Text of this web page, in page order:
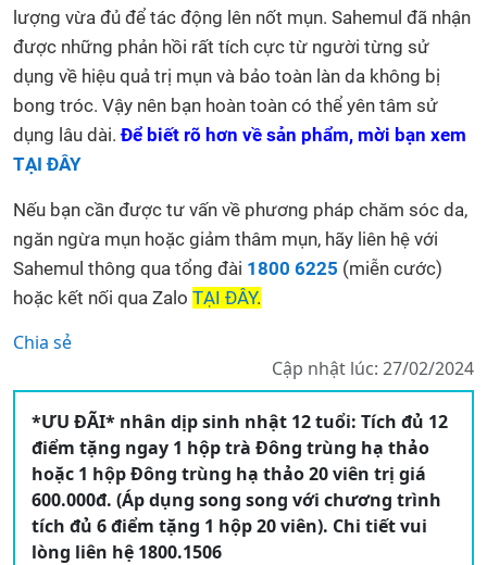
lượng vừa đủ để tác động lên nốt mụn. Sahemul đã nhận
được những phản hồi rất tích cực từ người từng sử
dụng về hiệu quả trị mụn và bảo toàn làn da không bị
bong tróc. Vậy nên bạn hoàn toàn có thể yên tâm sử
dụng lâu dài.Để biết rõ hơn về sản phẩm, mời bạn xem
TẠI ĐÂY
Nếu bạn cần được tư vấn về phương pháp chăm sóc da,
ngăn ngừa mụn hoặc giảm thâm mụn, hãy liên hệ với
Sahemul thông qua tổng đài 1800 6225 (miễn cước)
hoặc kết nối qua Zalo TẠI ĐÂY.
Chia sẻ
Cập nhật lúc: 27/02/2024
*ƯU ĐÃI* nhân dịp sinh nhật 12 tuổi: Tích đủ 12
điểm tặng ngay 1 hộp trà Đông trùng hạ thảo
hoặc 1 hộp Đông trùng hạ thảo 20 viên trị giá
600.000đ. (Áp dụng song song với chương trình
tích đủ 6 điểm tặng 1 hộp 20 viên). Chi tiết vui
lòng liên hệ 1800.1506